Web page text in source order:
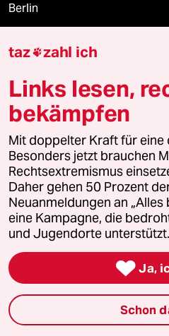
Berlin
Wahrheit
Themen
Hitze
Surfen
Landtagswahl in Sachsen-
Gewalt gegen Frauen
Nahost-Konflikt
taz zahl ich
Links lesen,
bekämpfen
Mit doppelter Kraft für eine
Besonders jetzt brauchen
Rechtsextremismus
Daher gehen 50 Prozent
Neuanmeldungen an
eine Kampagne, die
und Jugendorte
 Ja,
Schon